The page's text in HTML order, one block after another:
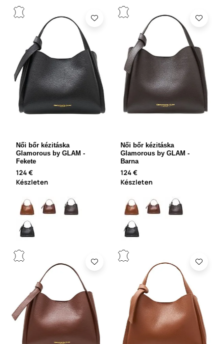
Női bőr kézitáska
Glamorous by GLAM -
Fekete
124 €
Készleten
Női bőr kézitáska
Glamorous by GLAM -
Barna
124 €
Készleten